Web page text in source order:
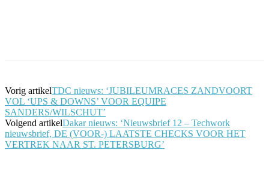
Vorig artikelTDC nieuws: ‘JUBILEUMRACES ZANDVOORT
VOL ‘UPS & DOWNS’ VOOR EQUIPE
SANDERS/WILSCHUT’
Volgend artikelDakar nieuws: ‘Nieuwsbrief 12 – Techwork
nieuwsbrief, DE (VOOR-) LAATSTE CHECKS VOOR HET
VERTREK NAAR ST. PETERSBURG’